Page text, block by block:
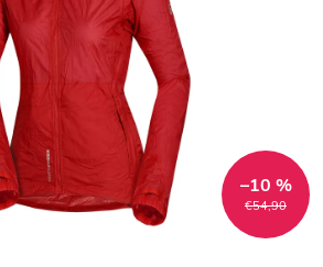
€54,90
–10 %